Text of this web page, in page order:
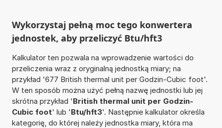
Wykorzystaj pełną moc tego konwertera
jednostek, aby przeliczyć Btu/hft3
Kalkulator ten pozwala na wprowadzenie wartości do
przeliczenia wraz z oryginalną jednostką miary; na
przykład '677 British thermal unit per Godzin-Cubic foot'.
W ten sposób można użyć pełną nazwę jednostki lub jej
skrótna przykład 'British thermal unit per Godzin-
Cubic foot' lub 'Btu/hft3'. Następnie kalkulator określa
kategorię, do której należy jednostka miary, która ma